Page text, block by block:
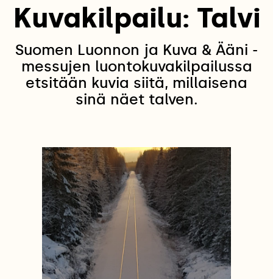
Kuvakilpailu: Talvi
Suomen Luonnon ja Kuva & Ääni -
messujen luontokuvakilpailussa
etsitään kuvia siitä, millaisena
sinä näet talven.